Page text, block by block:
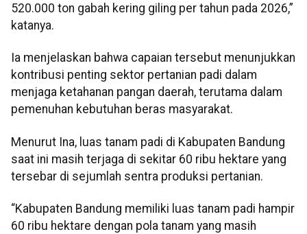
520.000 ton gabah kering giling per tahun pada 2026,”
katanya.
Ia menjelaskan bahwa capaian tersebut menunjukkan
kontribusi penting sektor pertanian padi dalam
menjaga ketahanan pangan daerah, terutama dalam
pemenuhan kebutuhan beras masyarakat.
Menurut Ina, luas tanam padi di Kabupaten Bandung
saat ini masih terjaga di sekitar 60 ribu hektare yang
tersebar di sejumlah sentra produksi pertanian.
“Kabupaten Bandung memiliki luas tanam padi hampir
60 ribu hektare dengan pola tanam yang masih